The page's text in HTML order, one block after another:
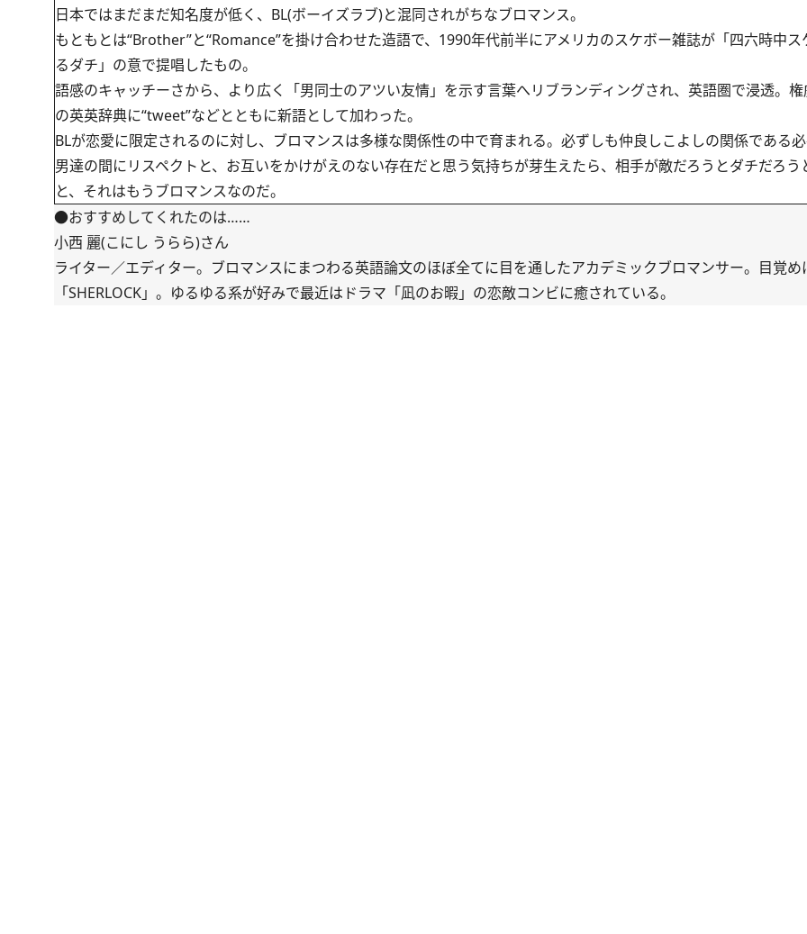
日本ではまだまだ知名度が低く、BL(ボーイズラブ)と混同されがちなブロマンス。
もともとは“Brother”と“Romance”を掛け合わせた造語で、1990年代前半にアメリカのスケボー雑誌が「四六時中
るダチ」の意で提唱したもの。
語感のキャッチーさから、より広く「男同士のアツい友情」を示す言葉へリブランディングされ、英語圏で浸透。
の英英辞典に“tweet”などとともに新語として加わった。
BLが恋愛に限定されるのに対し、ブロマンスは多様な関係性の中で育まれる。必ずしも仲良しこよしの関係である
男達の間にリスペクトと、お互いをかけがえのない存在だと思う気持ちが芽生えたら、相手が敵だろうとダチだろう
と、それはもうブロマンスなのだ。
●おすすめしてくれたのは……
小西 麗(こにし うらら)さん
ライター／エディター。ブロマンスにまつわる英語論文のほぼ全てに目を通したアカデミックブロマンサー。目覚め
「SHERLOCK」。ゆるゆる系が好みで最近はドラマ「凪のお暇」の恋敵コンビに癒されている。